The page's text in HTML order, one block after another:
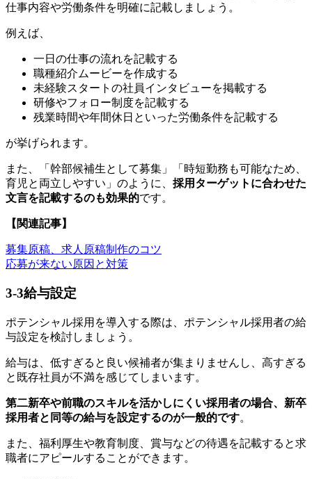
仕事内容や労働条件を明確に記載しましょう。
例えば、
一日の仕事の流れを記載する
職種紹介ムービーを作成する
未経験スタートの社員インタビューを掲載する
研修やフォロー制度を記載する
残業時間や年間休日といった労働条件を記載する
が挙げられます。
また、「幹部候補生として募集」「時短勤務も可能なため、
育児と両立しやすい」のように、 採用ターゲットに合わせた
文言を記載するのも効果的です。
【関連記事】
募集原稿、求人原稿制作のコツ
応募が来ない原因と対策
3-3給与設定
ポテンシャル採用を導入する際は、ポテンシャル採用者の給
与設定を検討しましょう。
給与は、低すぎると良い候補者が集まりませんし、高すぎる
と既存社員が不満を感じてしまいます。
第二新卒や前職のスキルを活かしにくい採用者の場合、新卒
採用者と同等の給与を設定するのが一般的です。
また、福利厚生や教育制度、賞与などの待遇を記載すると求
職者にアピールすることができます。